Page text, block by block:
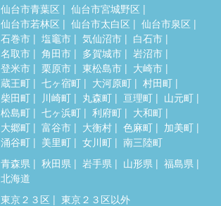
仙台市青葉区
仙台市宮城野区
仙台市若林区
仙台市太白区
仙台市泉区
石巻市
塩竈市 気仙沼市
白石市
名取市
角田市 多賀城市
岩沼市
登米市
栗原市 東松島市
大崎市
蔵王町
七ヶ宿町 大河原町
村田町
柴田町
川崎町 丸森町 亘理町
山元町
松島町
七ヶ浜町 利府町
大和町
大郷町
富谷市 大衡村 色麻町
加美町
涌谷町
美里町 女川町
南三陸町
青森県 秋田県 岩手県 山形県
福島県
北海道
東京２３区 東京２３区以外